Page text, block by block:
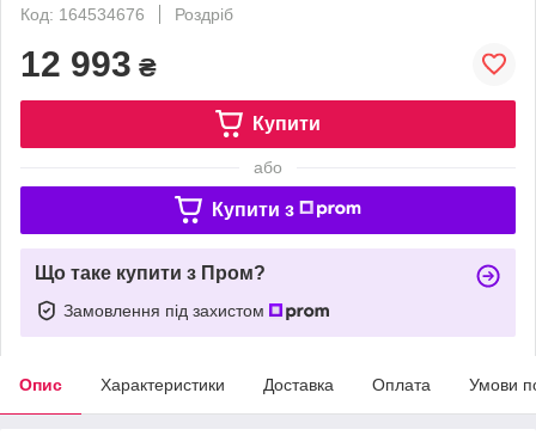
Код: 164534676
Роздріб
12 993 ₴
Купити
або
Купити з
Що таке купити з Пром?
Замовлення під захистом
Опис Характеристики Доставка Оплата Умови